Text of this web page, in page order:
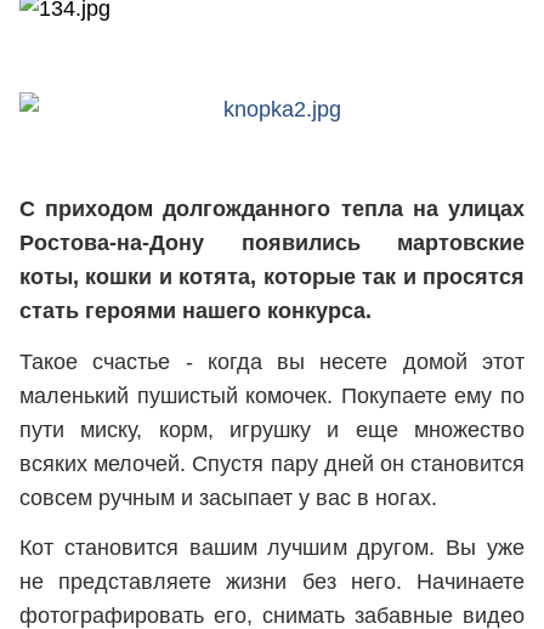
С приходом долгожданного тепла на улицах
Ростова-на-Дону появились мартовские
коты, кошки и котята, которые так и просятся
стать героями нашего конкурса.
Такое счастье - когда вы несете домой этот
маленький пушистый комочек. Покупаете ему по
пути миску, корм, игрушку и еще множество
всяких мелочей. Спустя пару дней он становится
совсем ручным и засыпает у вас в ногах.
Кот становится вашим лучшим другом. Вы уже
не представляете жизни без него. Начинаете
фотографировать его, снимать забавные видео